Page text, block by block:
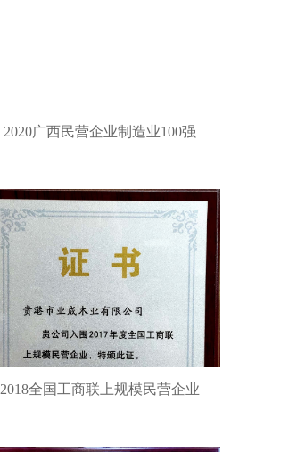
2020广西民营企业制造业100强
2018全国工商联上规模民营企业